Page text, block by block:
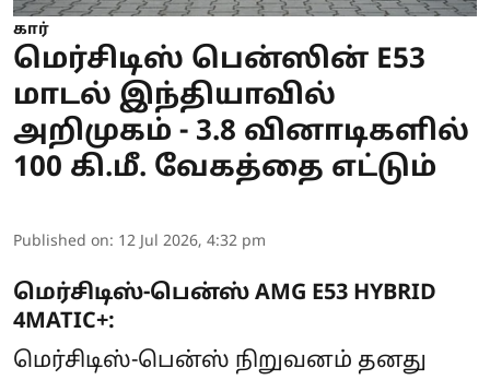
கார்
மெர்சிடிஸ் பென்ஸின் E53
மாடல் இந்தியாவில்
அறிமுகம் - 3.8 வினாடிகளில்
100 கி.மீ. வேகத்தை எட்டும்
Published on: 12 Jul 2026, 4:32 pm
மெர்சிடிஸ்-பென்ஸ் AMG E53 HYBRID
4MATIC+:
மெர்சிடிஸ்-பென்ஸ் நிறுவனம் தனது